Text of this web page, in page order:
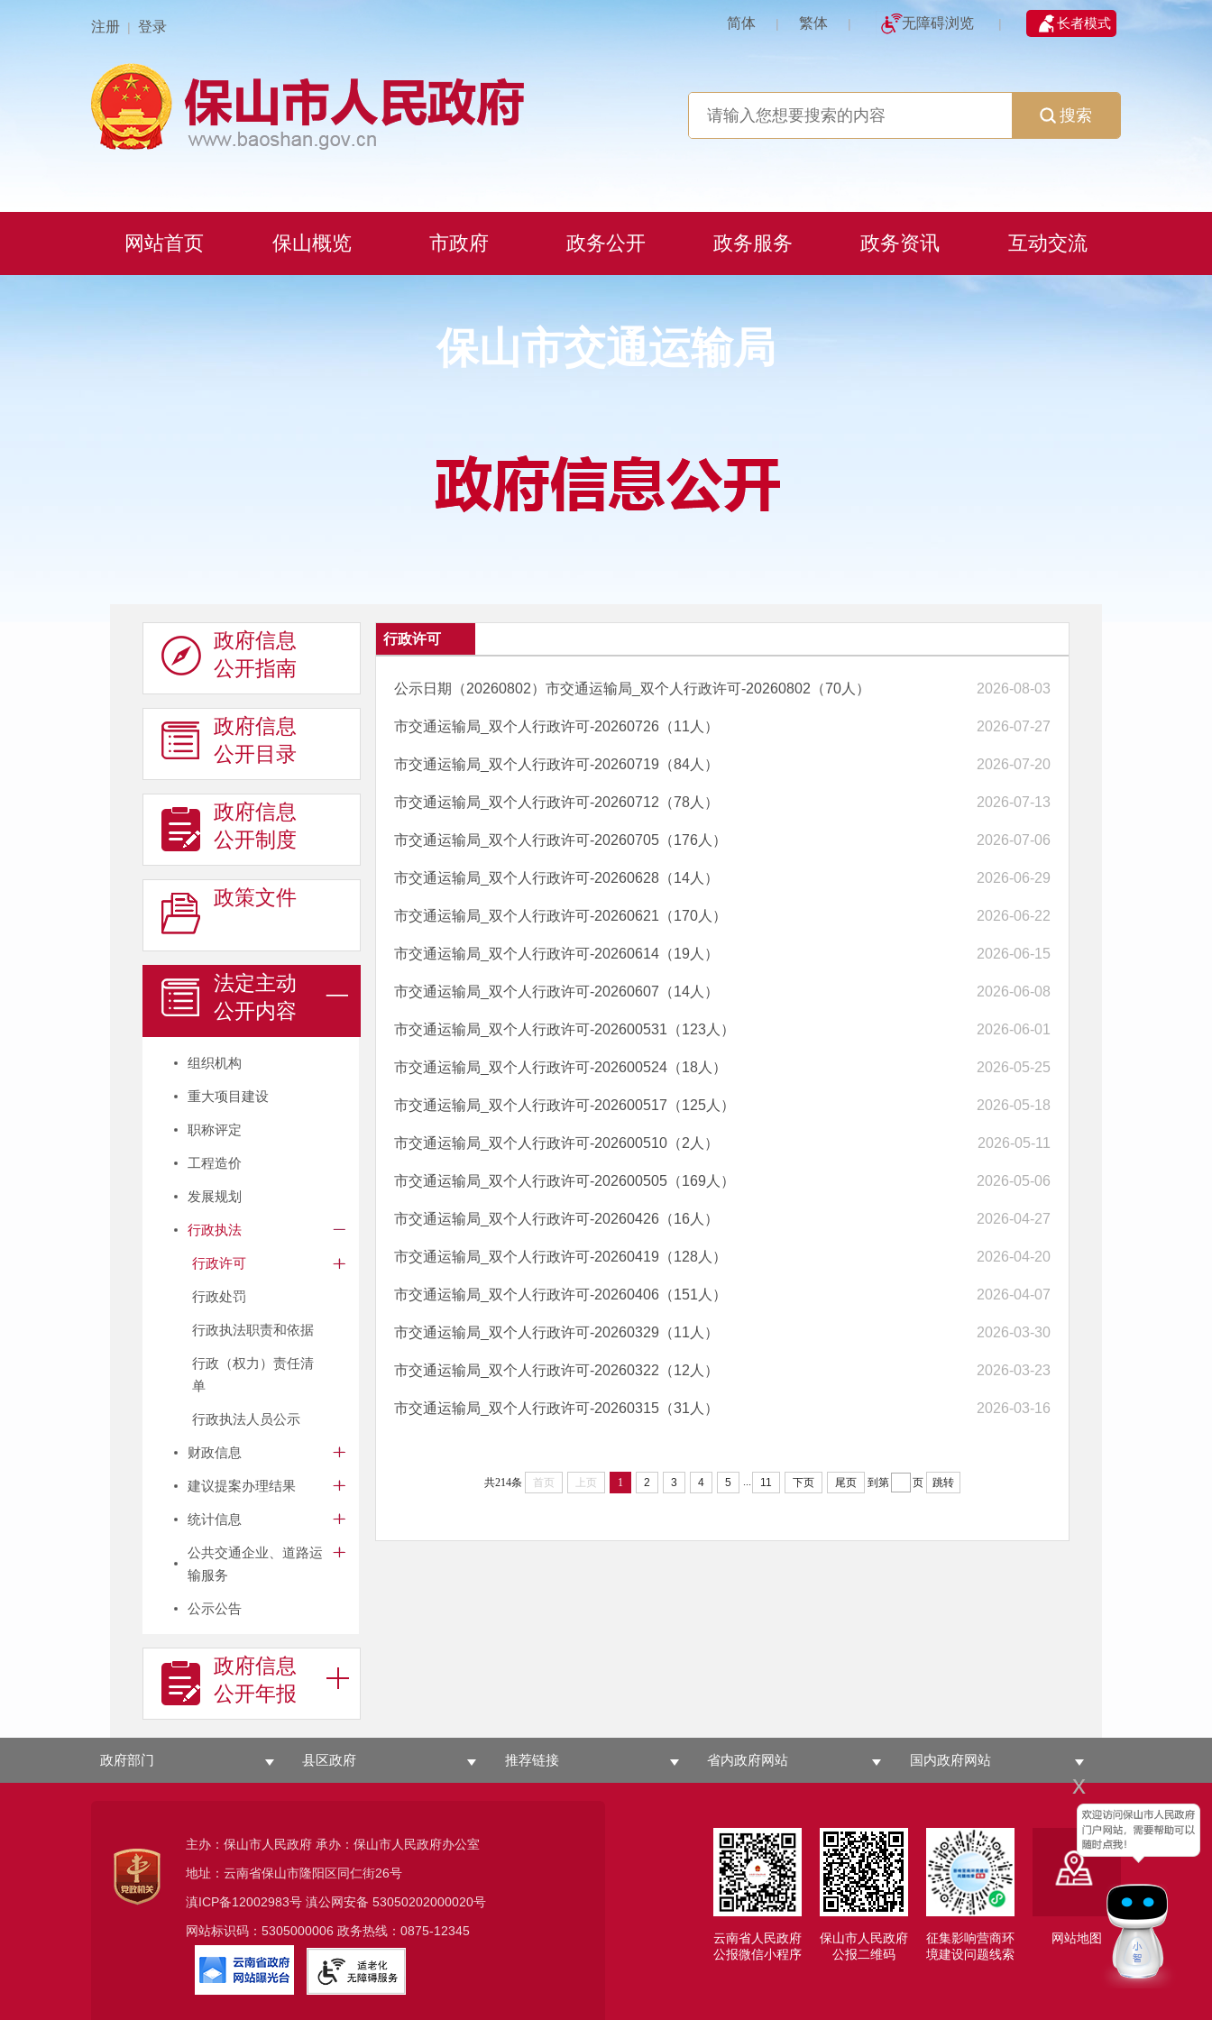
注册 | 登录 简体 | 繁体 | 无障碍浏览 | 长者模式
x
搜索
网站首页 保山概览 市政府 政务公开 政务服务 政务资讯 互动交流
保山市交通运输局
政府信息
公开指南
政府信息
公开目录
政府信息
公开制度
政策文件
法定主动
公开内容
组织机构
重大项目建设
职称评定
工程造价
发展规划
行政执法
行政许可
行政处罚
行政执法职责和依据
行政（权力）责任清
单
行政执法人员公示
财政信息
建议提案办理结果
统计信息
公共交通企业、道路运
输服务
公示公告
政府信息
公开年报
行政许可
公示日期（20260802）市交通运输局_双个人行政许可-20260802（70人） 2026-08-03
市交通运输局_双个人行政许可-20260726（11人） 2026-07-27
市交通运输局_双个人行政许可-20260719（84人） 2026-07-20
市交通运输局_双个人行政许可-20260712（78人） 2026-07-13
市交通运输局_双个人行政许可-20260705（176人） 2026-07-06
市交通运输局_双个人行政许可-20260628（14人） 2026-06-29
市交通运输局_双个人行政许可-20260621（170人） 2026-06-22
市交通运输局_双个人行政许可-20260614（19人） 2026-06-15
市交通运输局_双个人行政许可-20260607（14人） 2026-06-08
市交通运输局_双个人行政许可-202600531（123人） 2026-06-01
市交通运输局_双个人行政许可-202600524（18人） 2026-05-25
市交通运输局_双个人行政许可-202600517（125人） 2026-05-18
市交通运输局_双个人行政许可-202600510（2人） 2026-05-11
市交通运输局_双个人行政许可-202600505（169人） 2026-05-06
市交通运输局_双个人行政许可-20260426（16人） 2026-04-27
市交通运输局_双个人行政许可-20260419（128人） 2026-04-20
市交通运输局_双个人行政许可-20260406（151人） 2026-04-07
市交通运输局_双个人行政许可-20260329（11人） 2026-03-30
市交通运输局_双个人行政许可-20260322（12人） 2026-03-23
市交通运输局_双个人行政许可-20260315（31人） 2026-03-16
共214条 首页 上页 1 2 3 4 5 ... 11 下页 尾页 到第 页 跳转
政府部门 县区政府 推荐链接 省内政府网站 国内政府网站
云南省人民政府
公报微信小程序
保山市人民政府
公报二维码
征集影响营商环
境建设问题线索
网站地图
主办：保山市人民政府 承办：保山市人民政府办公室
地址：云南省保山市隆阳区同仁街26号
滇ICP备12002983号滇公网安备 53050202000020号
网站标识码：5305000006 政务热线：0875-12345